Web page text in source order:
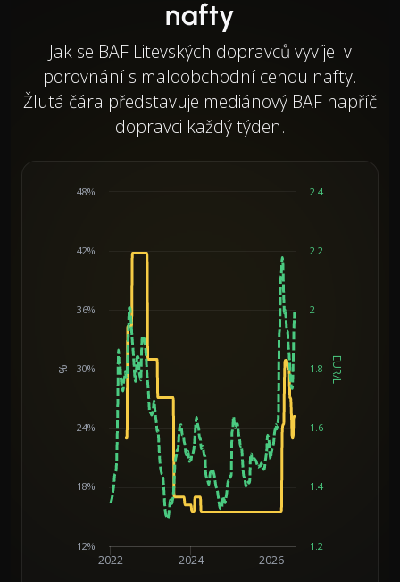
nafty
Jak se BAF Litevských dopravců vyvíjel v
porovnání s maloobchodní cenou nafty.
Žlutá čára představuje mediánový BAF napříč
dopravci každý týden.
% EUR/L
2022 2024 2026
12%
18%
24%
30%
36%
42%
48%
1.2
1.4
1.6
1.8
2
2.2
2.4